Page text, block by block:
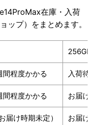
在庫・入荷
ップ）をまとめます。
256GB
間程度かかる 入荷待
間程度かかる お届け
届け時期未定） お届け